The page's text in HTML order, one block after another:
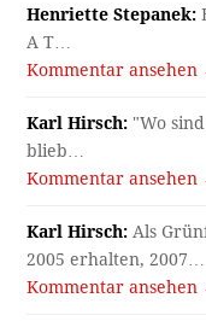
Henriette Stepanek:
A T…
Kommentar ansehen
Karl Hirsch: "Wo
blieb…
Kommentar ansehen
Karl Hirsch: Als
2005 erhalten, 2007…
Kommentar ansehen